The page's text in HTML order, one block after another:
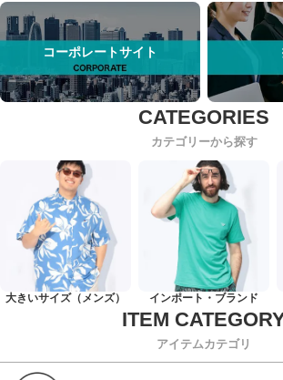
コーポレートサイト
カテゴリーから探す
大きいサイズ（メンズ） インポート・ブランド
アイテムカテゴリ